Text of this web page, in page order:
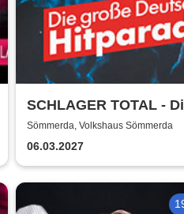
SCHLAGER TOTAL -
große deutsche
Sömmerda, Volkshaus Sömmerda
06.03.2027